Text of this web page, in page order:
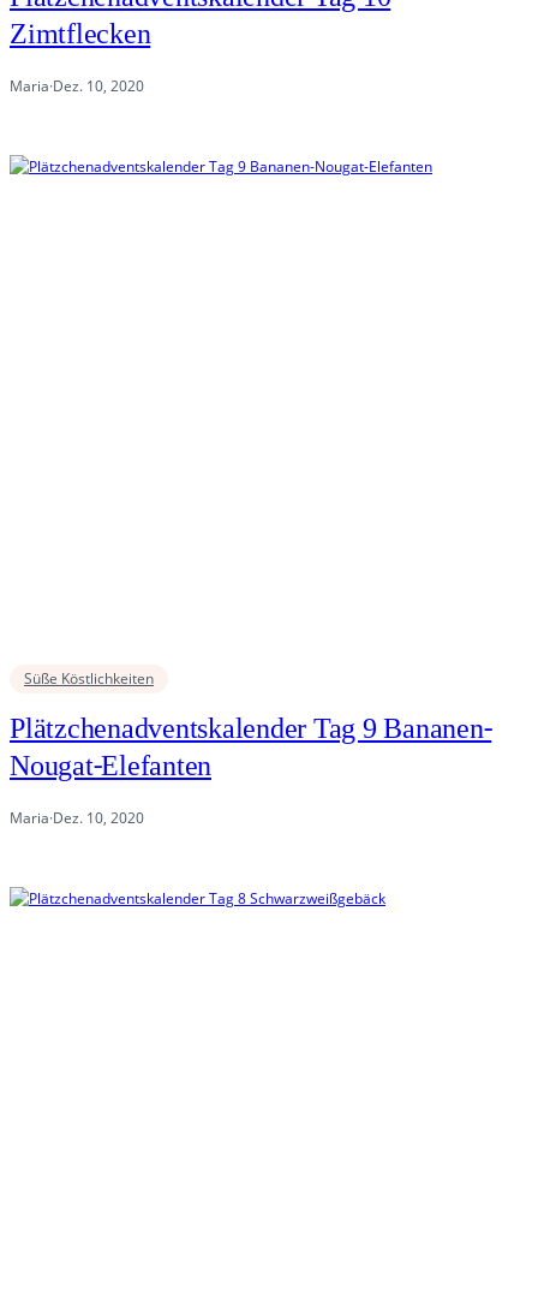
Zimtflecken
Maria·Dez. 10, 2020
Süße Köstlichkeiten
Plätzchenadventskalender Tag 9 Bananen-
Nougat-Elefanten
Maria·Dez. 10, 2020